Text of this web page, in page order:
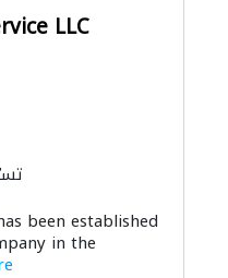
LLC
been established
in the